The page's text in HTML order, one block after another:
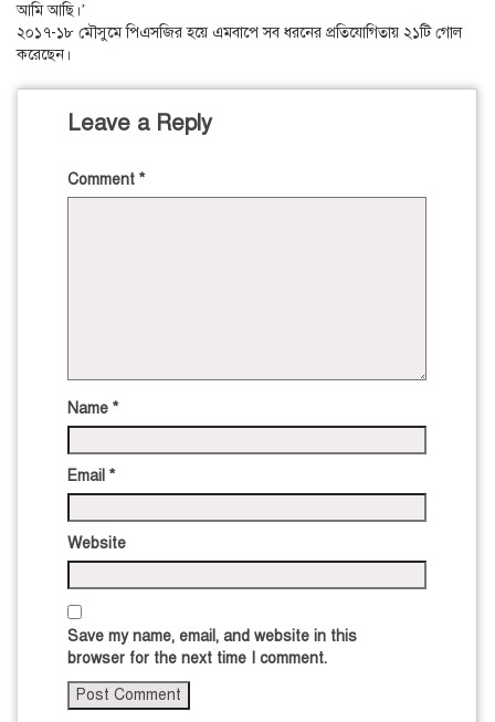
আমি আছি।’
২০১৭-১৮ মৌসুমে পিএসজির হয়ে এমবাপে সব ধরনের প্রতিযোগিতায় ২১টি গোল
করেছেন।
Leave a Reply
Comment *
Name *
Email *
Website
Save my name, email, and website in this
browser for the next time I comment.